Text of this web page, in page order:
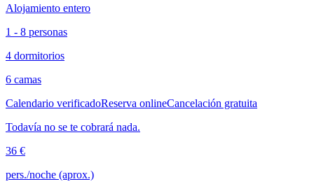
Alojamiento entero
1 - 8 personas
4 dormitorios
6 camas
Calendario verificadoReserva onlineCancelación gratuita
Todavía no se te cobrará nada.
36 €
pers./noche (aprox.)